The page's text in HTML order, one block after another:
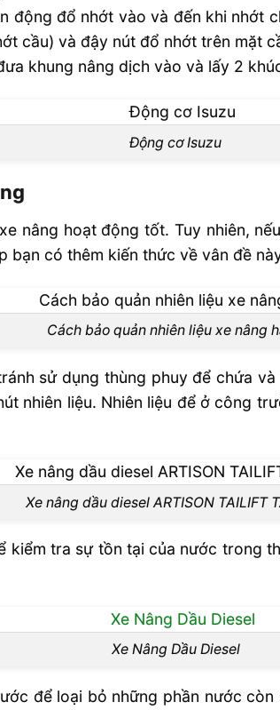
động đổ nhớt vào và đến khi nhớt
cầu) và đậy nút đổ nhớt trên mặt
khung nâng dịch vào và lấy 2
Động cơ Isuzu
nâng hoạt động tốt. Tuy nhiên,
bạn có thêm kiến thức về vân đề
Cách bảo quản nhiên liệu xe nâng
sử dụng thùng phuy để chứa
nhiên liệu. Nhiên liệu để ở công
Xe nâng dầu diesel ARTISON TAILIFT
kiểm tra sự tồn tại của nước trong
Xe Nâng Dầu Diesel
để loại bỏ những phần nước